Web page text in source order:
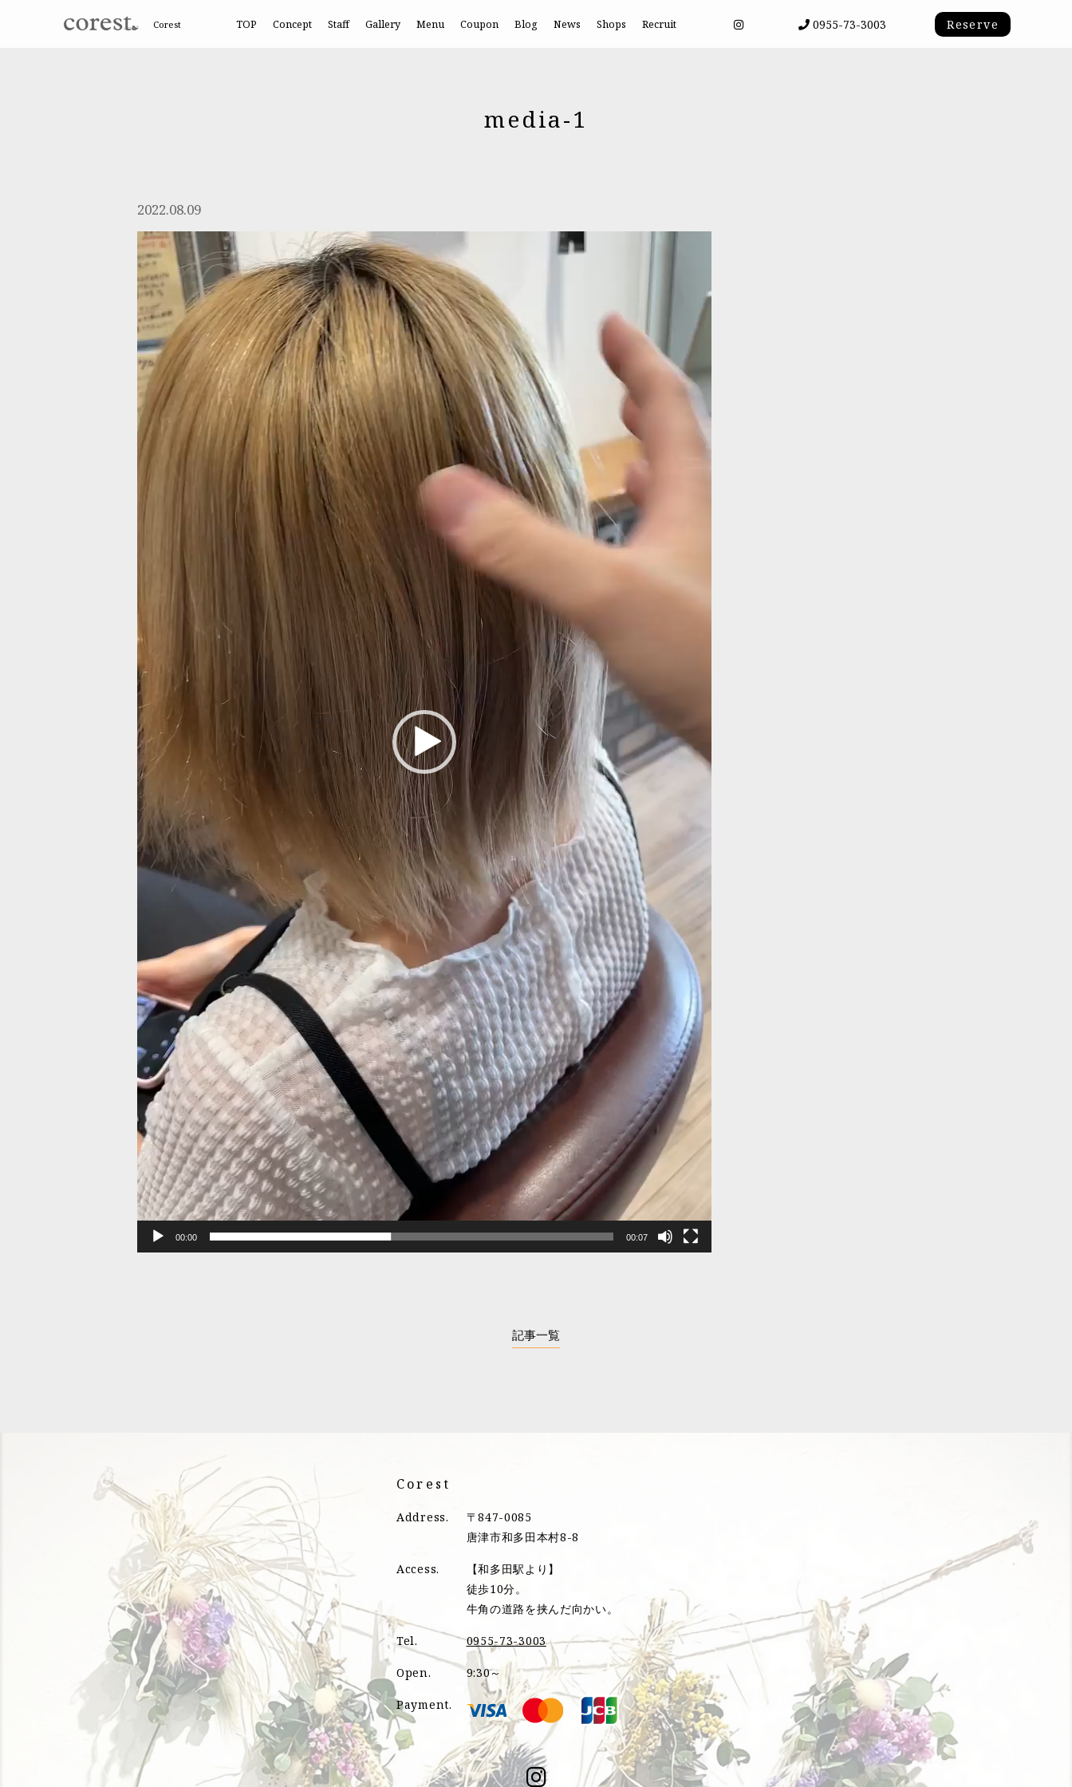
Corest TOP Concept Staff Gallery Menu Coupon Blog News Shops Recruit 0955-73-3003 Reserve
media-1
2022.08.09
動
画
プ
レ
ー
ヤ
ー
00:00 00:07
記事一覧
Corest
Address.
〒847-0085
唐津市和多田本村8-8
Access.
【和多田駅より】
徒歩10分。
牛角の道路を挟んだ向かい。
Tel. 0955-73-3003
Open. 9:30～
Payment.